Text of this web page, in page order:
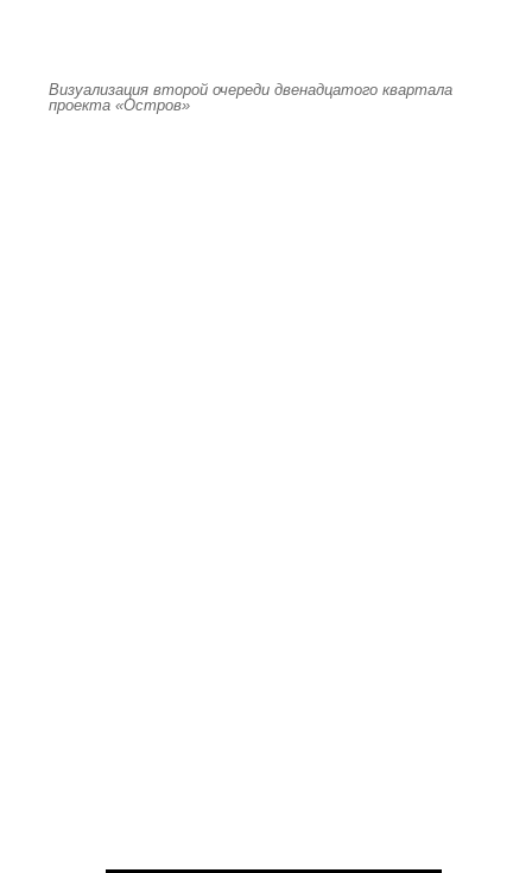
Визуализация второй очереди двенадцатого квартала
проекта «Остров»